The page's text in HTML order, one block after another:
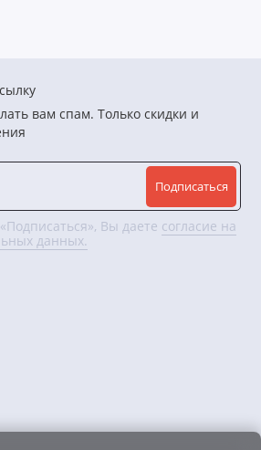
вам спам. Только скидки и
Подписаться
Вы даете согласие на
данных.